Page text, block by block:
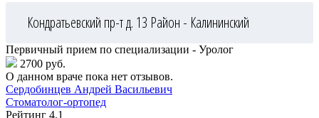
Кондратьевский пр-т д. 13 Район - Калининский
Первичный прием по специализации - Уролог
2700 руб.
О данном враче пока нет отзывов.
Сердобинцев Андрей Васильевич
Стоматолог-ортопед
Рейтинг 4.1